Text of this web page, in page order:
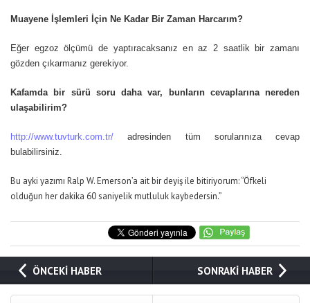
Muayene İşlemleri İçin Ne Kadar Bir Zaman Harcarım?
Eğer egzoz ölçümü de yaptıracaksanız en az 2 saatlik bir zamanı
gözden çıkarmanız gerekiyor.
Kafamda bir sürü soru daha var, bunların cevaplarına nereden
ulaşabilirim?
http://www.tuvturk.com.tr/ adresinden tüm sorularınıza cevap
bulabilirsiniz.
Bu ayki yazımı Ralp W. Emerson’a ait bir deyiş ile bitiriyorum: “Öfkeli
olduğun her dakika 60 saniyelik mutluluk kaybedersin.”
ÖNCEKİ HABER SONRAKİ HABER